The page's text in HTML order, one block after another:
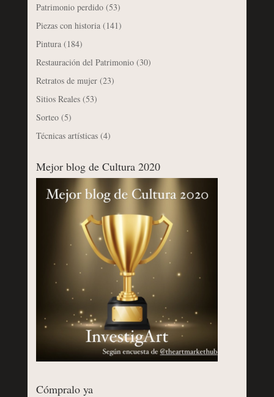
Patrimonio perdido(53)
Piezas con historia(141)
Pintura(184)
Restauración del Patrimonio(30)
Retratos de mujer(23)
Sitios Reales(53)
Sorteo(5)
Técnicas artísticas(4)
Mejor blog de Cultura 2020
Cómpralo ya